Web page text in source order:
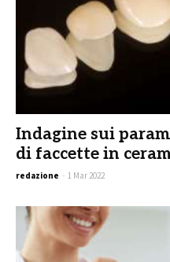
Indagine sui
di faccette in
redazione - 1 Mar 2022